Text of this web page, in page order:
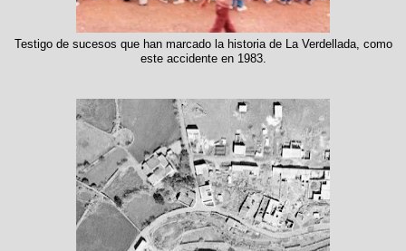
Testigo de sucesos que han marcado la historia de La Verdellada, como
este accidente en 1983.